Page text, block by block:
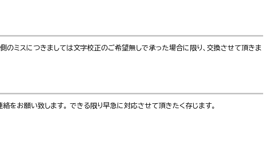
のミスにつきましては文字校正のご希望無しで承った場合に限り、交換させて頂きま
をお願い致します。 できる限り早急に対応させて頂きたく存じます。